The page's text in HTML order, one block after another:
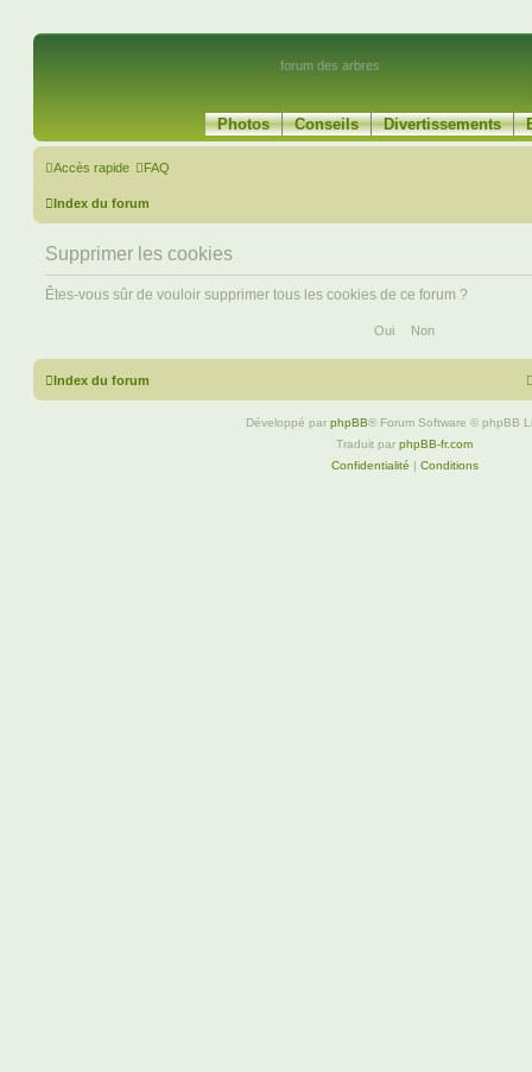
forum des arbres
Photos Conseils Divertissements
Accès rapide FAQ
Index du forum
Supprimer les cookies
Êtes-vous sûr de vouloir supprimer tous les cookies de ce forum ?
Index du forum
Développé par phpBB® Forum Software © phpBB
Traduit par phpBB-fr.com
Confidentialité | Conditions